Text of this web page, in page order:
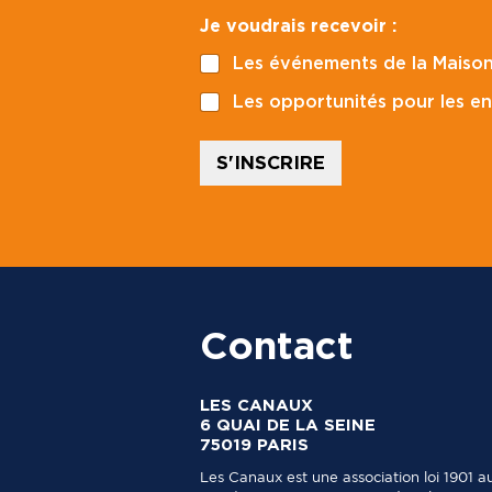
i
l
*
-
m
a
i
l
Je voudrais recevoir :
Les événements de la
Les opportunités pour les
S'INSCRIRE
Contact
LES CANAUX
6 QUAI DE LA SEINE
75019 PARIS
Les Canaux est une association loi 1901